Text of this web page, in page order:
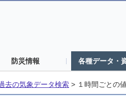
防災情報 各種データ・
去の気象データ検索 > １時間ごとの